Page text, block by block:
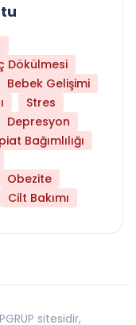
Dökülmesi
Bebek Gelişimi
Stres
Depresyon
Bağımlılığı
Obezite
Cilt Bakımı
sitesidir,